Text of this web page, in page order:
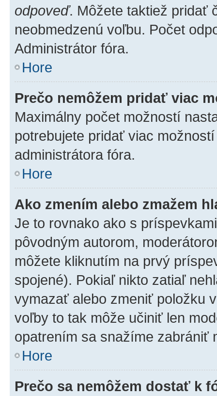
odpoveď. Môžete taktiež pridať
neobmedzenú voľbu. Počet
Administrátor fóra.
Hore
Prečo nemôžem pridať viac
Maximálny počet možností
potrebujete pridať viac
administrátora fóra.
Hore
Ako zmením alebo zmažem
Je to rovnako ako s
pôvodným autorom,
môžete kliknutím na prvý
spojené). Pokiaľ nikto zatiaľ
vymazať alebo zmeniť položku
voľby to tak môže učiniť len
opatrením sa snažíme zabrániť
Hore
Prečo sa nemôžem dostať k